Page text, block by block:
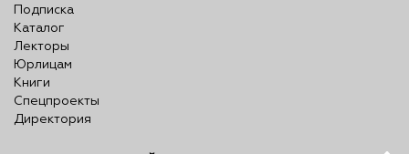
Подписка
Каталог
Лекторы
Юрлицам
Книги
Спецпроекты
Директория